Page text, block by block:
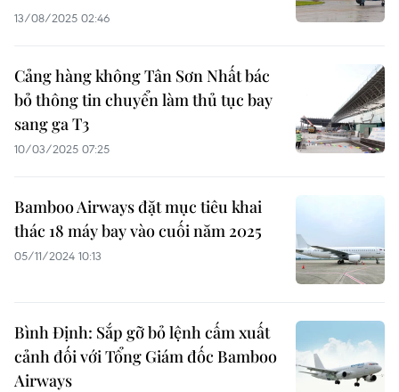
13/08/2025 02:46
Cảng hàng không Tân Sơn Nhất bác
bỏ thông tin chuyển làm thủ tục bay
sang ga T3
10/03/2025 07:25
Bamboo Airways đặt mục tiêu khai
thác 18 máy bay vào cuối năm 2025
05/11/2024 10:13
Bình Định: Sắp gỡ bỏ lệnh cấm xuất
cảnh đối với Tổng Giám đốc Bamboo
Airways